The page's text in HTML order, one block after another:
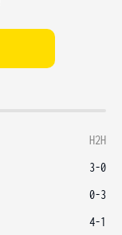
H2H
3-0
0-3
4-1